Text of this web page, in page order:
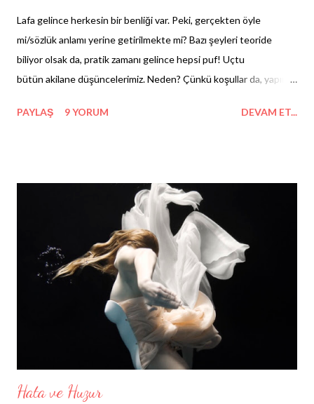
Lafa gelince herkesin bir benliği var. Peki, gerçekten öyle
mi/sözlük anlamı yerine getirilmekte mi? Bazı şeyleri teoride
biliyor olsak da, pratik zamanı gelince hepsi puf! Uçtu
bütün akilane düşüncelerimiz. Neden? Çünkü koşullar da, yapımız
duyguların arasında ne yapmalı değişiklik için? Elbette geçmiş
geren kişilerin suratına grafitiyi döşeyebilmeliyiz vs. Ama en
önemlisi: kendimiz için "ben" olabilmek! Kendi dünyamızın
anarşisti olabilmek! Hoşumuza gitmeyen rutinimize dur demek!
Gelgelelim "ben"e! Nedir bu " ben " dediğimiz? Çeşit çeşit, türlü
gibi bir şey midir bu kendi kendimize yedirdiğimiz? İçine biraz
patron, biraz mahalle, biraz sevgili, biraz aile, biraz...
PAYLAŞ 9 YORUM DEVAM ET...
Hata ve Huzur